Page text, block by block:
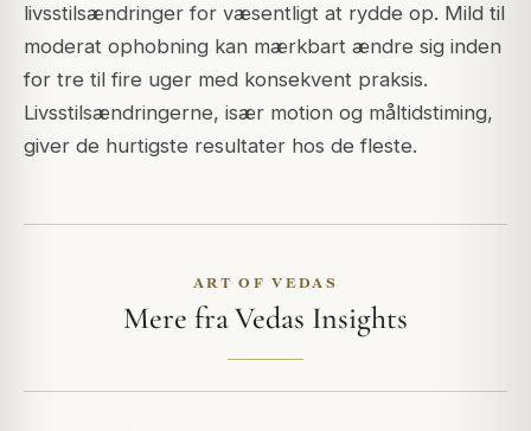
livsstilsændringer for væsentligt at rydde op. Mild til
moderat ophobning kan mærkbart ændre sig inden
for tre til fire uger med konsekvent praksis.
Livsstilsændringerne, især motion og måltidstiming,
giver de hurtigste resultater hos de fleste.
ART OF VEDAS
Mere fra Vedas Insights